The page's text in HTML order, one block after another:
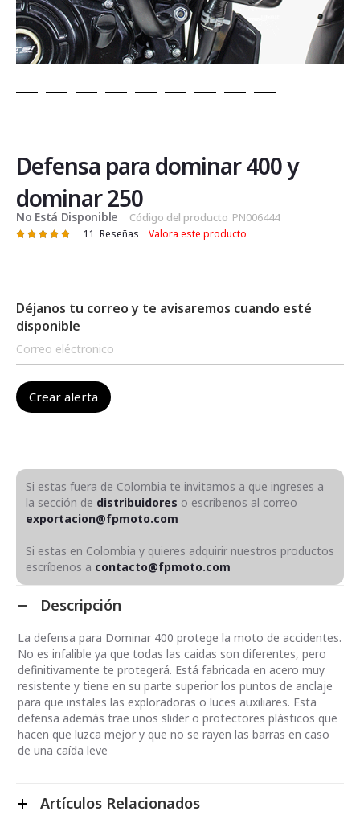
de
la
galería
de
imágenes
Defensa para dominar 400 y
dominar 250
No Está Disponible Código del producto PN006444
Valoración: 11 Reseñas Valora este producto
Déjanos tu correo y te avisaremos cuando esté
disponible
Si estas fuera de Colombia te invitamos a que ingreses a
la sección de distribuidores o escribenos al correo
exportacion@fpmoto.com
Si estas en Colombia y quieres adquirir nuestros productos
escríbenos a contacto@fpmoto.com
Descripción
La defensa para Dominar 400 protege la moto de accidentes.
No es infalible ya que todas las caidas son diferentes, pero
definitivamente te protegerá. Está fabricada en acero muy
resistente y tiene en su parte superior los puntos de anclaje
para que instales las exploradoras o luces auxiliares. Esta
defensa además trae unos slider o protectores plásticos que
hacen que luzca mejor y que no se rayen las barras en caso
de una caída leve
Artículos Relacionados